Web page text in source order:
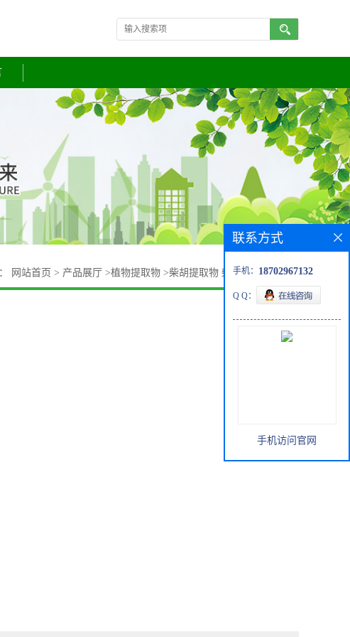
网站首页 > 产品展厅 >植物提取物 >柴胡提取物 柴胡皂甙5%~10%
联系方式
手机： 18702967132
Q Q：
手机访问官网